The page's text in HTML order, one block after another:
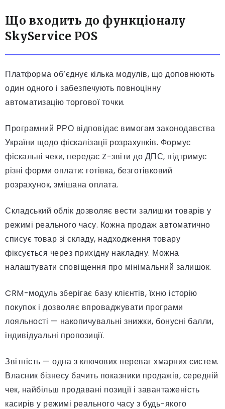
Що входить до функціоналу
SkyService POS
Платформа об’єднує кілька модулів, що доповнюють
один одного і забезпечують повноцінну
автоматизацію торгової точки.
Програмний РРО відповідає вимогам законодавства
України щодо фіскалізації розрахунків. Формує
фіскальні чеки, передає Z-звіти до ДПС, підтримує
різні форми оплати: готівка, безготівковий
розрахунок, змішана оплата.
Складський облік дозволяє вести залишки товарів у
режимі реального часу. Кожна продаж автоматично
списує товар зі складу, надходження товару
фіксується через прихідну накладну. Можна
налаштувати сповіщення про мінімальний залишок.
CRM-модуль зберігає базу клієнтів, їхню історію
покупок і дозволяє впроваджувати програми
лояльності — накопичувальні знижки, бонусні балли,
індивідуальні пропозиції.
Звітність — одна з ключових переваг хмарних систем.
Власник бізнесу бачить показники продажів, середній
чек, найбільш продавані позиції і завантаженість
касирів у режимі реального часу з будь-якого